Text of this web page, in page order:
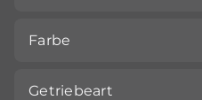
Farbe
Getriebeart